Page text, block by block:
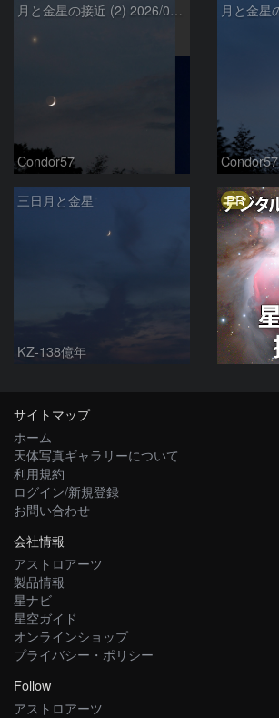
月と金星の接近 (2) 2026/07/17
Condor57 Condor57
三日月と金星
KZ-138億年
PR
サイトマップ
ホーム
天体写真ギャラリーについて
利用規約
ログイン/新規登録
お問い合わせ
会社情報
アストロアーツ
製品情報
星ナビ
星空ガイド
オンラインショップ
プライバシー・ポリシー
Follow
アストロアーツ